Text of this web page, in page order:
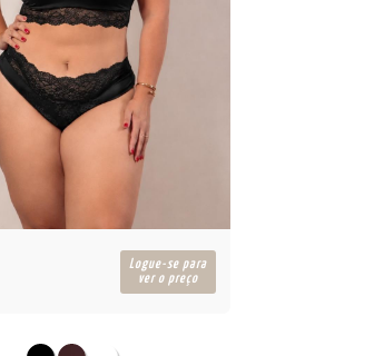
Logue-se para
ver o preço